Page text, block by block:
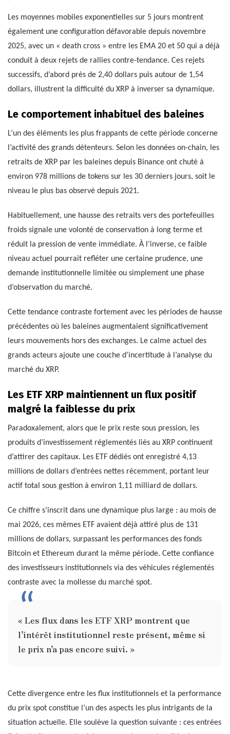
Les moyennes mobiles exponentielles sur 5 jours montrent
également une configuration défavorable depuis novembre
2025, avec un « death cross » entre les EMA 20 et 50 qui a déjà
conduit à deux rejets de rallies contre-tendance. Ces rejets
successifs, d’abord près de 2,40 dollars puis autour de 1,54
dollars, illustrent la difficulté du XRP à inverser sa dynamique.
Le comportement inhabituel des baleines
L’un des éléments les plus frappants de cette période concerne
l’activité des grands détenteurs. Selon les données on-chain, les
retraits de XRP par les baleines depuis Binance ont chuté à
environ 978 millions de tokens sur les 30 derniers jours, soit le
niveau le plus bas observé depuis 2021.
Habituellement, une hausse des retraits vers des portefeuilles
froids signale une volonté de conservation à long terme et
réduit la pression de vente immédiate. À l’inverse, ce faible
niveau actuel pourrait refléter une certaine prudence, une
demande institutionnelle limitée ou simplement une phase
d’observation du marché.
Cette tendance contraste fortement avec les périodes de hausse
précédentes où les baleines augmentaient significativement
leurs mouvements hors des exchanges. Le calme actuel des
grands acteurs ajoute une couche d’incertitude à l’analyse du
marché du XRP.
Les ETF XRP maintiennent un flux positif
malgré la faiblesse du prix
Paradoxalement, alors que le prix reste sous pression, les
produits d’investissement réglementés liés au XRP continuent
d’attirer des capitaux. Les ETF dédiés ont enregistré 4,13
millions de dollars d’entrées nettes récemment, portant leur
actif total sous gestion à environ 1,11 milliard de dollars.
Ce chiffre s’inscrit dans une dynamique plus large : au mois de
mai 2026, ces mêmes ETF avaient déjà attiré plus de 131
millions de dollars, surpassant les performances des fonds
Bitcoin et Ethereum durant la même période. Cette confiance
des investisseurs institutionnels via des véhicules réglementés
contraste avec la mollesse du marché spot.
« Les flux dans les ETF XRP montrent que
l’intérêt institutionnel reste présent, même si
le prix n’a pas encore suivi. »
Cette divergence entre les flux institutionnels et la performance
du prix spot constitue l’un des aspects les plus intrigants de la
situation actuelle. Elle soulève la question suivante : ces entrées